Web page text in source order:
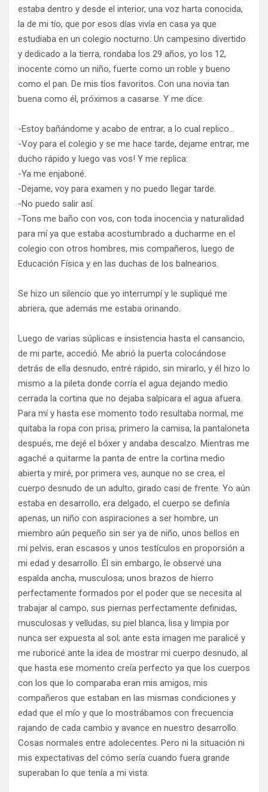
estaba dentro y desde el interior, una voz harta conocida,
la de mi tío, que por esos días vivía en casa ya que
estudiaba en un colegio nocturno. Un campesino divertido
y dedicado a la tierra, rondaba los 29 años, yo los 12,
inocente como un niño, fuerte como un roble y bueno
como el pan. De mis tíos favoritos. Con una novia tan
buena como él, próximos a casarse. Y me dice:
-Estoy bañándome y acabo de entrar, a lo cual replico…
-Voy para el colegio y se me hace tarde, dejame entrar, me
ducho rápido y luego vas vos! Y me replica:
-Ya me enjaboné.
-Dejame, voy para examen y no puedo llegar tarde.
-No puedo salir así.
-Tons me baño con vos, con toda inocencia y naturalidad
para mí ya que estaba acostumbrado a ducharme en el
colegio con otros hombres, mis compañeros, luego de
Educación Física y en las duchas de los balnearios.
Se hizo un silencio que yo interrumpí y le supliqué me
abriera, que además me estaba orinando.
Luego de varias súplicas e insistencia hasta el cansancio,
de mi parte, accedió. Me abrió la puerta colocándose
detrás de ella desnudo, entré rápido, sin mirarlo, y él hizo lo
mismo a la pileta donde corría el agua dejando medio
cerrada la cortina que no dejaba salpicara el agua afuera.
Para mí y hasta ese momento todo resultaba normal, me
quitaba la ropa con prisa; primero la camisa, la pantaloneta
después, me dejé el bóxer y andaba descalzo. Mientras me
agaché a quitarme la panta de entre la cortina medio
abierta y miré, por primera ves, aunque no se crea, el
cuerpo desnudo de un adulto, girado casi de frente. Yo aún
estaba en desarrollo, era delgado, el cuerpo se definía
apenas, un niño con aspiraciones a ser hombre, un
miembro aún pequeño sin ser ya de niño, unos bellos en
mi pelvis, eran escasos y unos testículos en proporsión a
mi edad y desarrollo. Él sin embargo, le observé una
espalda ancha, musculosa; unos brazos de hierro
perfectamente formados por el poder que se necesita al
trabajar al campo, sus piernas perfectamente definidas,
musculosas y velludas, su piel blanca, lisa y limpia por
nunca ser expuesta al sol; ante esta imagen me paralicé y
me ruboricé ante la idea de mostrar mi cuerpo desnudo, al
que hasta ese momento creía perfecto ya que los cuerpos
con los que lo comparaba eran mis amigos, mis
compañeros que estaban en las mismas condiciones y
edad que el mío y que lo mostrábamos con frecuencia
rajando de cada cambio y avance en nuestro desarrollo.
Cosas normales entre adolecentes. Pero ni la situación ni
mis expectativas del cómo sería cuando fuera grande
superaban lo que tenía a mi vista.